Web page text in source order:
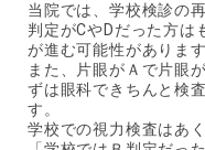
当院では、学校検診の
判定がCやDだった方は
が進む可能性があります
また、片眼がＡで片眼
ずは眼科できちんと検
す。
学校での視力検査はあ